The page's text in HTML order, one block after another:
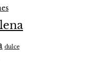
dulce